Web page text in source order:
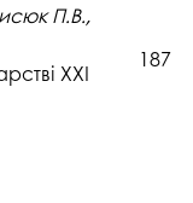
П.В.,
ХХІ
187